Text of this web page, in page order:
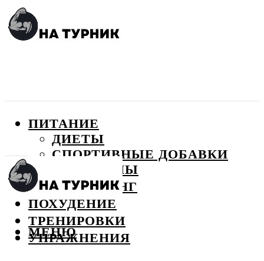
ПИТАНИЕ
ДИЕТЫ
СПОРТИВНЫЕ ДОБАВКИ
ВИТАМИНЫ
БОДИБИЛДИНГ
ПОХУДЕНИЕ
ТРЕНИРОВКИ
УПРАЖНЕНИЯ
МЕНЮ